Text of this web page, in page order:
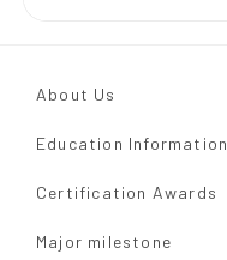
About Us
Education Information
Certification Awards
Major milestone